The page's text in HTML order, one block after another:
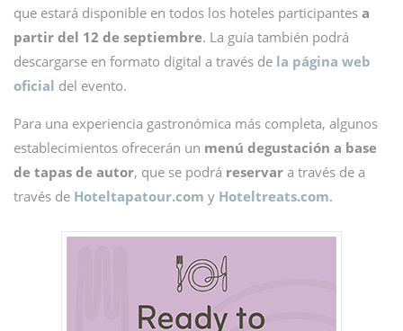
que estará disponible en todos los hoteles participantes a
partir del 12 de septiembre. La guía también podrá
descargarse en formato digital a través de la página web
oficial del evento.
Para una experiencia gastronómica más completa, algunos
establecimientos ofrecerán un menú degustación a base
de tapas de autor, que se podrá reservar a través de a
través de Hoteltapatour.com y Hoteltreats.com.